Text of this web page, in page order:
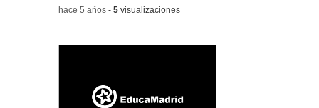
-hace 5 años -5 visualizaciones